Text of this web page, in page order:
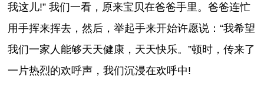
我这儿!” 我们一看，原来宝贝在爸爸手里。爸爸连忙
用手挥来挥去，然后，举起手来开始许愿说：“我希望
我们一家人能够天天健康，天天快乐。”顿时，传来了
一片热烈的欢呼声，我们沉浸在欢呼中!